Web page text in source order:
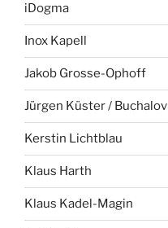
iDogma
Inox Kapell
Jakob Grosse-Ophoff
Jürgen Küster / Buchalov
Kerstin Lichtblau
Klaus Harth
Klaus Kadel-Magin